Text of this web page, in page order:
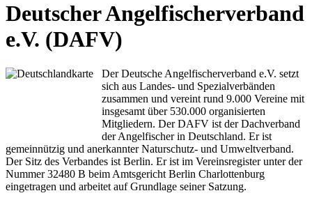
Deutscher Angelfischerverband
e.V. (DAFV)
Der Deutsche Angelfischerverband e.V. setzt
sich aus Landes- und Spezialverbänden
zusammen und vereint rund 9.000 Vereine mit
insgesamt über 530.000 organisierten
Mitgliedern. Der DAFV ist der Dachverband
der Angelfischer in Deutschland. Er ist
gemeinnützig und anerkannter Naturschutz- und Umweltverband.
Der Sitz des Verbandes ist Berlin. Er ist im Vereinsregister unter der
Nummer 32480 B beim Amtsgericht Berlin Charlottenburg
eingetragen und arbeitet auf Grundlage seiner Satzung.